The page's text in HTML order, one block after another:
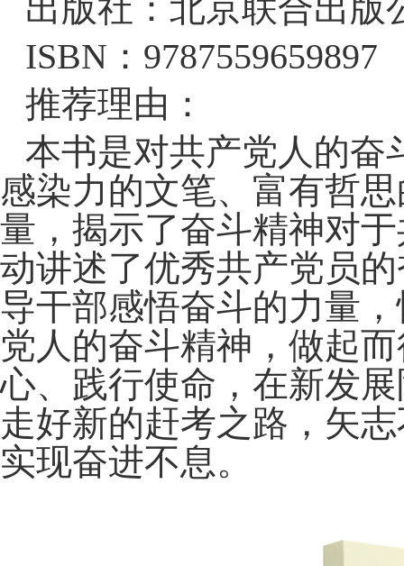
出版社：北京联合出版
ISBN：9787559659897
推荐理由：
本书是对共产党人的奋
感染力的文笔、富有哲
量，揭示了奋斗精神对
动讲述了优秀共产党员
导干部感悟奋斗的力量
党人的奋斗精神，做起
心、践行使命，在新发
走好新的赶考之路，矢
实现奋进不息。